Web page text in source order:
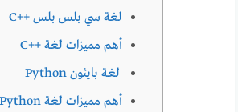
لغة سي بلس بلس ++C
أهم مميزات لغة ++C
لغة بايثون Python
أهم مميزات لغة Python